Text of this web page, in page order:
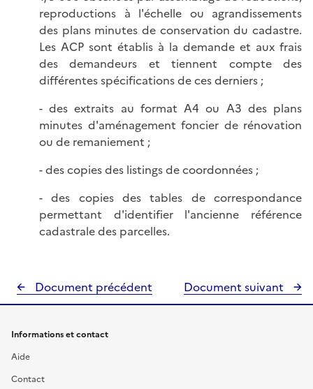
reproductions à l'échelle ou agrandissements
des plans minutes de conservation du cadastre.
Les ACP sont établis à la demande et aux frais
des demandeurs et tiennent compte des
différentes spécifications de ces derniers ;
- des extraits au format A4 ou A3 des plans
minutes d'aménagement foncier de rénovation
ou de remaniement ;
- des copies des listings de coordonnées ;
- des copies des tables de correspondance
permettant d'identifier l'ancienne référence
cadastrale des parcelles.
Document précédent Document suivant
Informations et contact
Aide
Contact